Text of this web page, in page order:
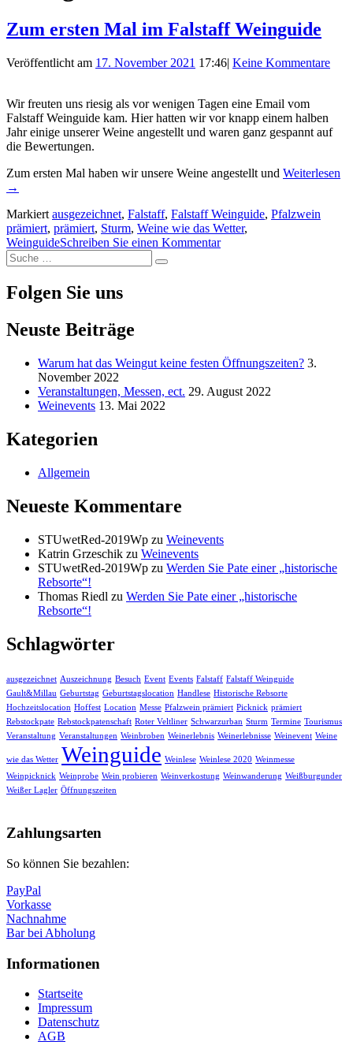
Zum ersten Mal im Falstaff Weinguide
Veröffentlicht am 17. November 2021 17:46| Keine Kommentare
Wir freuten uns riesig als vor wenigen Tagen eine Email vom
Falstaff Weinguide kam. Hier hatten wir vor knapp einem halben
Jahr einige unserer Weine angestellt und waren ganz gespannt auf
die Bewertungen.
Zum ersten Mal haben wir unsere Weine angestellt und Weiterlesen
→
Markiert ausgezeichnet, Falstaff, Falstaff Weinguide, Pfalzwein
prämiert, prämiert, Sturm, Weine wie das Wetter,
WeinguideSchreiben Sie einen Kommentar
Suche
nach:
Suche
Folgen Sie uns
Neuste Beiträge
Warum hat das Weingut keine festen Öffnungszeiten? 3.
November 2022
Veranstaltungen, Messen, ect. 29. August 2022
Weinevents 13. Mai 2022
Kategorien
Allgemein
Neueste Kommentare
STUwetRed-2019Wp zu Weinevents
Katrin Grzeschik zu Weinevents
STUwetRed-2019Wp zu Werden Sie Pate einer „historische
Rebsorte“!
Thomas Riedl zu Werden Sie Pate einer „historische
Rebsorte“!
Schlagwörter
ausgezeichnet Auszeichnung Besuch Event Events Falstaff Falstaff Weinguide
Gault&Millau Geburtstag Geburtstagslocation Handlese Historische Rebsorte
Hochzeitslocation Hoffest Location Messe Pfalzwein prämiert Picknick prämiert
Rebstockpate Rebstockpatenschaft Roter Veltliner Schwarzurban Sturm Termine Tourismus
Veranstaltung Veranstaltungen Weinbroben Weinerlebnis Weinerlebnisse Weinevent Weine
wie das Wetter Weinguide Weinlese Weinlese 2020 Weinmesse
Weinpicknick Weinprobe Wein probieren Weinverkostung Weinwanderung Weißburgunder
Weißer Lagler Öffnungszeiten
oben
Zahlungsarten
So können Sie bezahlen:
PayPal
Vorkasse
Nachnahme
Bar bei Abholung
Informationen
Startseite
Impressum
Datenschutz
AGB